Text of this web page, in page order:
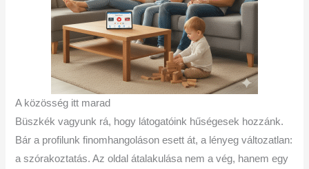
A közösség itt marad
Büszkék vagyunk rá, hogy látogatóink hűségesek hozzánk.
Bár a profilunk finomhangoláson esett át, a lényeg változatlan:
a szórakoztatás. Az oldal átalakulása nem a vég, hanem egy